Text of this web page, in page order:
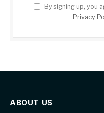
By signing up, you
Privacy
ABOUT US